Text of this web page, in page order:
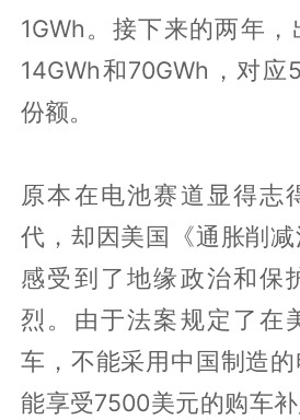
1GWh。接下来的两年，
14GWh和70GWh，对应
份额。
原本在电池赛道显得志
代，却因美国《通胀削减
感受到了地缘政治和保
烈。由于法案规定了在
车，不能采用中国制造
能享受7500美元的购车